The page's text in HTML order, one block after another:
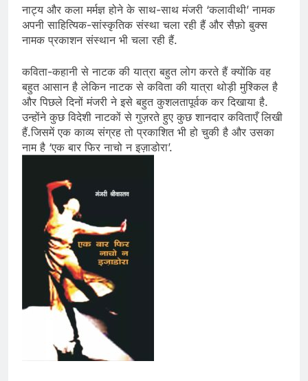
नाट्य और कला मर्मज्ञ होने के साथ-साथ मंजरी ‘कलावीथी’ नामक
अपनी साहित्यिक-सांस्कृतिक संस्था चला रही हैं और सैफ़ो बुक्स
नामक प्रकाशन संस्थान भी चला रही हैं.
कविता-कहानी से नाटक की यात्रा बहुत लोग करते हैं क्योंकि वह
बहुत आसान है लेकिन नाटक से कविता की यात्रा थोड़ी मुश्किल है
और पिछले दिनों मंजरी ने इसे बहुत कुशलतापूर्वक कर दिखाया है.
उन्होंने कुछ विदेशी नाटकों से गुज़रते हुए कुछ शानदार कविताएँ लिखी
हैं.जिसमें एक काव्य संग्रह तो प्रकाशित भी हो चुकी है और उसका
नाम है ‘एक बार फिर नाचो न इज़ाडोरा’.